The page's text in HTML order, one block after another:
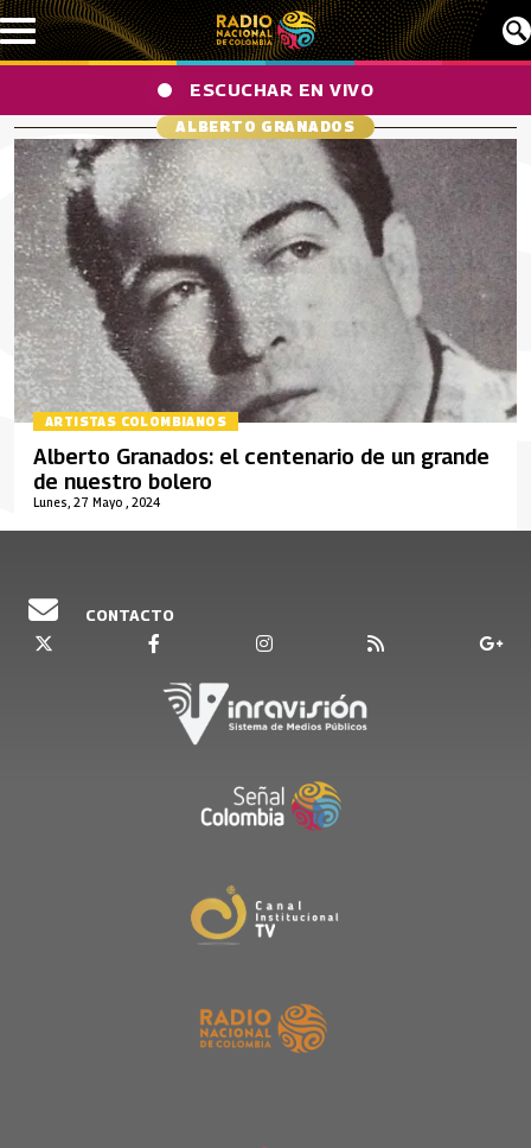
Pasar al contenido principal
ESCUCHAR EN VIVO
ALBERTO GRANADOS
ARTISTAS COLOMBIANOS
Lunes, 27 Mayo , 2024
Alberto Granados: el centenario de un grande
de nuestro bolero
CONTACTO